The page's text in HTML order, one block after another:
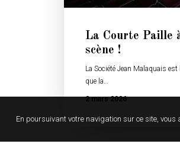
La Courte Paille
scène !
La Société Jean Malaquais est
que la…
2 mars 2026
En poursuivant votre navigation sur ce site,